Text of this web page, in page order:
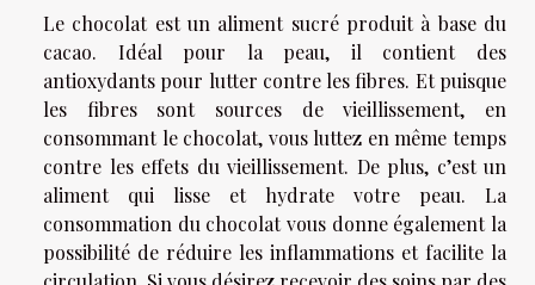
Le chocolat est un aliment sucré produit à base du
cacao. Idéal pour la peau, il contient des
antioxydants pour lutter contre les fibres. Et puisque
les fibres sont sources de vieillissement, en
consommant le chocolat, vous luttez en même temps
contre les effets du vieillissement. De plus, c’est un
aliment qui lisse et hydrate votre peau. La
consommation du chocolat vous donne également la
possibilité de réduire les inflammations et facilite la